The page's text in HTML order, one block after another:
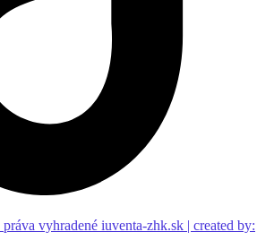
vyhradené iuventa-zhk.sk | created by: